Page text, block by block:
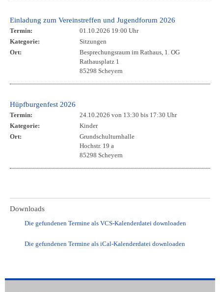
Einladung zum Vereinstreffen und Jugendforum 2026
Termin:
01.10.2026 19:00 Uhr
Kategorie:
Sitzungen
Ort:
Besprechungsraum im Rathaus, 1. OG
Rathausplatz 1
85298 Scheyern
Hüpfburgenfest 2026
Termin: 24.10.2026 von 13:30 bis 17:30 Uhr
Kategorie:
Kinder
Ort:
Grundschulturnhalle
Hochstr. 19 a
85298 Scheyern
Downloads
Die gefundenen Termine als VCS-Kalenderdatei downloaden
Die gefundenen Termine als iCal-Kalenderdatei downloaden